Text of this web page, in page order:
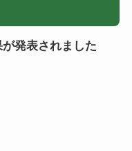
発表されました